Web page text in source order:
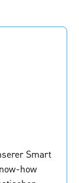
Smart
how